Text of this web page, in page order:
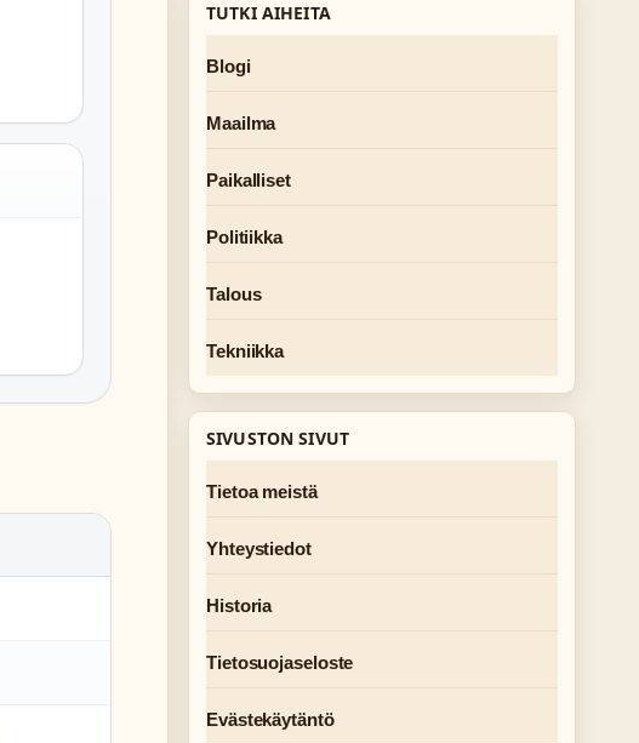
TUTKI AIHEITA
Blogi
Maailma
Paikalliset
Politiikka
Talous
Tekniikka
SIVUSTON SIVUT
Tietoa meistä
Yhteystiedot
Historia
Tietosuojaseloste
Evästekäytäntö